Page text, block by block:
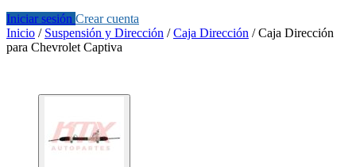
Iniciar sesión Crear cuenta
Inicio / Suspensión y Dirección /Caja Dirección /Caja Dirección
para Chevrolet Captiva